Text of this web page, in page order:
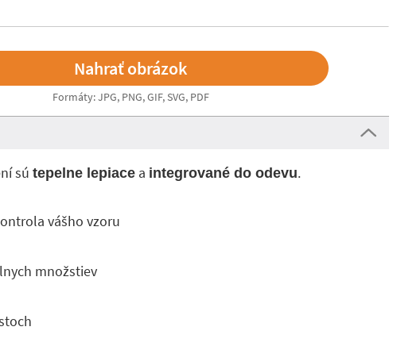
Formáty: JPG, PNG, GIF, SVG, PDF
sú tepelne lepiacea integrované do odevu.
vášho vzoru
množstiev